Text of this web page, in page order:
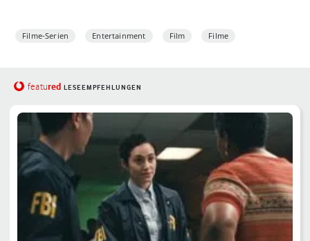
Filme-Serien Entertainment Film Filme
featured LESEEMPFEHLUNGEN